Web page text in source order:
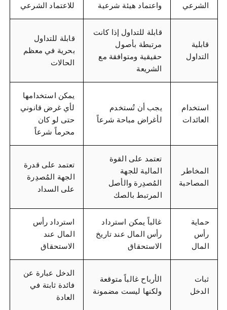
الشرعي
واعتماد هيئة شرعية
للاعتماد الشرعي
قابلية
التداول
قابلة للتداول إذا كانت
مرتبطة بأصول
حقيقية ومتوافقة مع
الشريعة
قابلة للتداول
بحرية في معظم
الحالات
استخدام
العائدات
يجب أن تُستخدم
لأغراض مباحة شرعاً
يمكن استخدامها
لأي غرض قانوني
حتى لو كان
محرماً شرعاً
المخاطر
المصاحبة
تعتمد على القوة
المالية للجهة
المُصدِرة والأصل
المرتبط بالصك
تعتمد على قدرة
الجهة المُصدِرة
على السداد
حماية
رأس
المال
غالباً يمكن استرداد
رأس المال عند تاريخ
الاستحقاق
استرداد رأس
المال عند
الاستحقاق
ثبات
الدخل
الأرباح غالباً متوقعة
ولكنها ليست مضمونة
الدخل عبارة عن
فائدة ثابتة في
العادة